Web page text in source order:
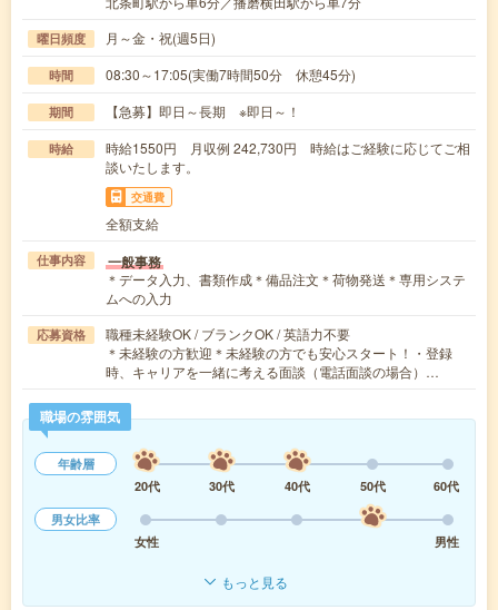
曜日頻度 月～金・祝(週5日)
時間 08:30～17:05(実働7時間50分 休憩45分)
期間 【急募】即日～長期 ※即日～！
時給
時給1550円 月収例 242,730円 時給はご経験に応じてご相
談いたします。
交通費
全額支給
仕事内容 一般事務
＊データ入力、書類作成＊備品注文＊荷物発送＊専用システ
ムへの入力
応募資格
職種未経験OK / ブランクOK / 英語力不要
＊未経験の方歓迎＊未経験の方でも安心スタート！・登録
時、キャリアを一緒に考える面談（電話面談の場合）…
職場の雰囲気
年齢層
20代
30代 40代 50代
60代
男女比率
女性
男性
もっと見る